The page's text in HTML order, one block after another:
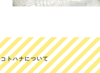
コトハナについて